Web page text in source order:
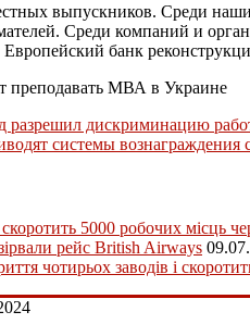
выпускников. Среди
Среди компаний и
банк
преподавать МВА в Украине
разрешил дискриминацию
системы
5000 робочих місць
рейс British Airways
чотирьох заводів і